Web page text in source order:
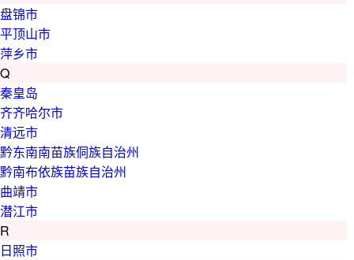
盘锦市
平顶山市
萍乡市
Q
秦皇岛
齐齐哈尔市
清远市
黔东南南苗族侗族自治州
黔南布依族苗族自治州
曲靖市
潜江市
R
日照市